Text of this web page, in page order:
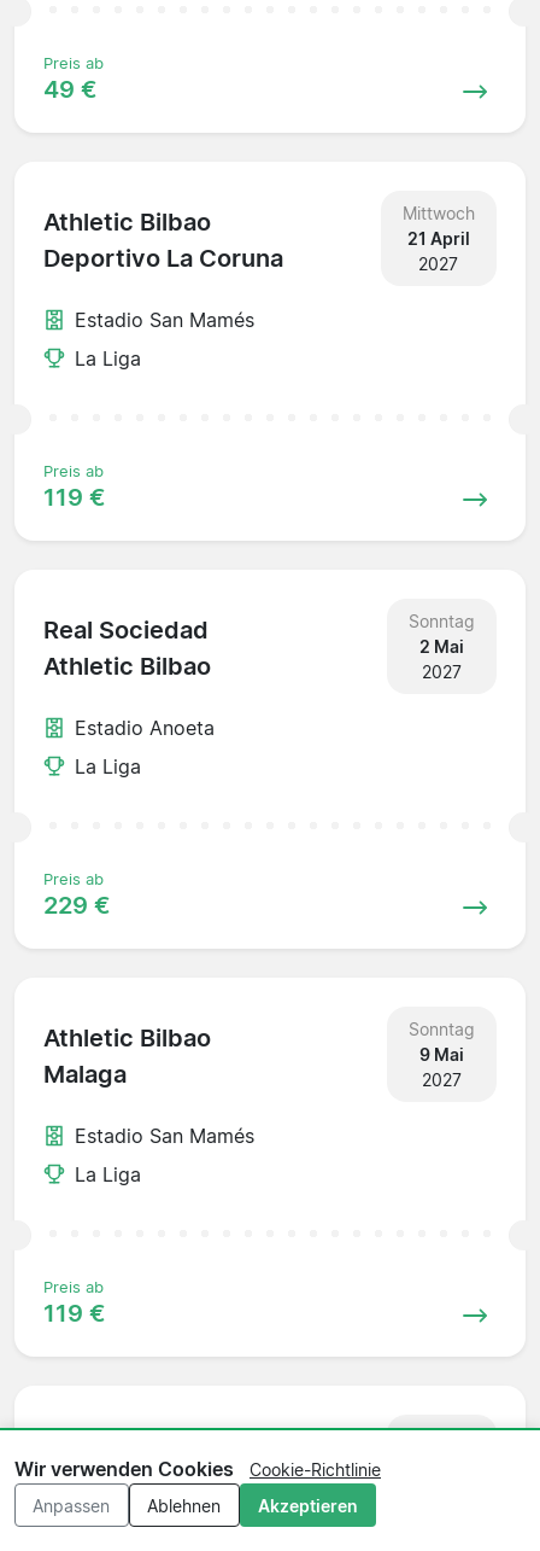
Preis ab
49 €
Athletic Bilbao
Deportivo La Coruna
Mittwoch
21 April
2027
Estadio San Mamés
La Liga
Preis ab
119 €
Real Sociedad
Athletic Bilbao
Sonntag
2 Mai
2027
Estadio Anoeta
La Liga
Preis ab
229 €
Athletic Bilbao
Malaga
Sonntag
9 Mai
2027
Estadio San Mamés
La Liga
Preis ab
119 €
Athletic Bilbao
Sonntag
Wir verwenden Cookies
Cookie-Richtlinie
Anpassen
Ablehnen Akzeptieren